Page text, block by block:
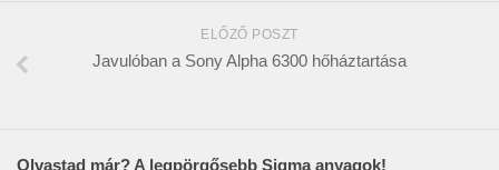
ELŐZŐ POSZT
Javulóban a Sony Alpha 6300 hőháztartása
Olvastad már? A legpörgősebb Sigma anyagok!